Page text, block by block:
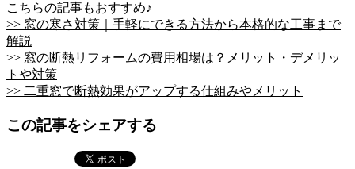
こちらの記事もおすすめ♪
>> 窓の寒さ対策｜手軽にできる方法から本格的な工事まで
解説
>> 窓の断熱リフォームの費用相場は？メリット・デメリッ
トや対策
>> 二重窓で断熱効果がアップする仕組みやメリット
この記事をシェアする